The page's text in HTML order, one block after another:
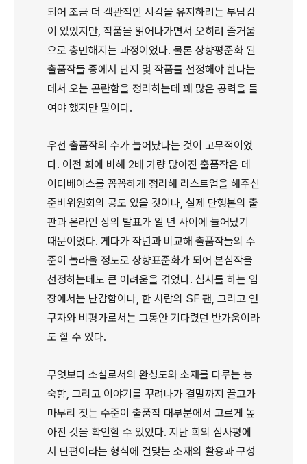
되어 조금 더 객관적인 시각을 유지하려는 부담감
이 있었지만, 작품을 읽어나가면서 오히려 즐거움
으로 충만해지는 과정이었다. 물론 상향평준화 된
출품작들 중에서 단지 몇 작품를 선정해야 한다는
데서 오는 곤란함을 정리하는데 꽤 많은 공력을 들
여야 했지만 말이다.
우선 출품작의 수가 늘어났다는 것이 고무적이었
다. 이전 회에 비해 2배 가량 많아진 출품작은 데
이터베이스를 꼼꼼하게 정리해 리스트업을 해주신
준비위원회의 공도 있을 것이나, 실제 단행본의 출
판과 온라인 상의 발표가 일 년 사이에 늘어났기
때문이었다. 게다가 작년과 비교해 출품작들의 수
준이 놀라울 정도로 상향표준화가 되어 본심작을
선정하는데도 큰 어려움을 겪었다. 심사를 하는 입
장에서는 난감함이나, 한 사람의 SF 팬, 그리고 연
구자와 비평가로서는 그동안 기다렸던 반가움이라
도 할 수 있다.
무엇보다 소설로서의 완성도와 소재를 다루는 능
숙함, 그리고 이야기를 꾸려나가 결말까지 끌고가
마무리 짓는 수준이 출품작 대부분에서 고르게 높
아진 것을 확인할 수 있었다. 지난 회의 심사평에
서 단편이라는 형식에 걸맞는 소재의 활용과 구성